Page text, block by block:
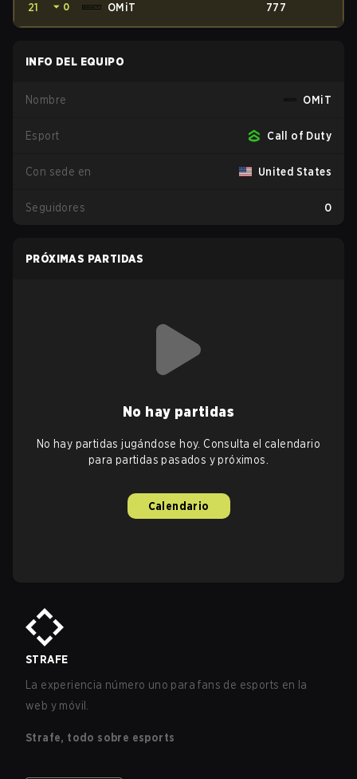
21 ⏷ 0 OMiT 777
INFO DEL EQUIPO
Nombre OMiT
Esport Call of Duty
Con sede en United States
Seguidores 0
PRÓXIMAS PARTIDAS
No hay partidas
No hay partidas jugándose hoy. Consulta el calendario
para partidas pasados y próximos.
Calendario
STRAFE
La experiencia número uno para fans de esports en la
web y móvil.
Strafe, todo sobre esports